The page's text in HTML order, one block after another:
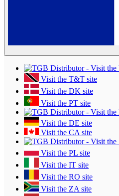
Visit the T&T site
Visit the DK site
Visit the PT site
Visit the DE site
Visit the CA site
Visit the PL site
Visit the IT site
Visit the RO site
Visit the ZA site